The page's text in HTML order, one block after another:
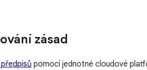
zásad
pomocí jednotné cloudové